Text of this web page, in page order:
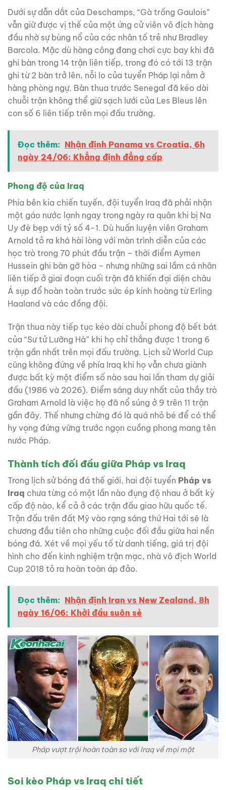
Dưới sự dẫn dắt của Deschamps, “Gà trống Gaulois”
vẫn giữ được vị thế của một ứng cử viên vô địch hàng
đầu nhờ sự bùng nổ của các nhân tố trẻ như Bradley
Barcola. Mặc dù hàng công đang chơi cực bay khi đã
ghi bàn trong 14 trận liên tiếp, trong đó có tới 13 trận
ghi từ 2 bàn trở lên, nỗi lo của tuyển Pháp lại nằm ở
hàng phòng ngự. Bàn thua trước Senegal đã kéo dài
chuỗi trận không thể giữ sạch lưới của Les Bleus lên
con số 6 liên tiếp trên mọi đấu trường.
Đọc thêm: Nhận định Panama vs Croatia, 6h
ngày 24/06: Khẳng định đẳng cấp
Phong độ của Iraq
Phía bên kia chiến tuyến, đội tuyển Iraq đã phải nhận
một gáo nước lạnh ngay trong ngày ra quân khi bị Na
Uy đè bẹp với tỷ số 4-1. Dù huấn luyện viên Graham
Arnold tỏ ra khá hài lòng với màn trình diễn của các
học trò trong 70 phút đầu trận – thời điểm Aymen
Hussein ghi bàn gỡ hòa – nhưng những sai lầm cá nhân
liên tiếp ở giai đoạn cuối trận đã khiến đại diện châu
Á sụp đổ hoàn toàn trước sức ép kinh hoàng từ Erling
Haaland và các đồng đội.
Trận thua này tiếp tục kéo dài chuỗi phong độ bết bát
của “Sư tử Lưỡng Hà” khi họ chỉ thắng được 1 trong 6
trận gần nhất trên mọi đấu trường. Lịch sử World Cup
cũng không đứng về phía Iraq khi họ vẫn chưa giành
được bất kỳ một điểm số nào sau hai lần tham dự giải
đấu (1986 và 2026). Điểm sáng duy nhất của thầy trò
Graham Arnold là việc họ đã nổ súng ở 9 trên 11 trận
gần đây. Thế nhưng chừng đó là quá nhỏ bé để có thể
hy vọng đứng vững trước ngọn cuồng phong mang tên
nước Pháp.
Thành tích đối đầu giữa Pháp vs Iraq
Trong lịch sử bóng đá thế giới, hai đội tuyển Pháp vs
Iraq chưa từng có một lần nào đụng độ nhau ở bất kỳ
cấp độ nào, kể cả ở các trận đấu giao hữu quốc tế.
Trận đấu trên đất Mỹ vào rạng sáng thứ Hai tới sẽ là
chương đầu tiên cho những cuộc đối đầu giữa hai nền
bóng đá. Xét về mọi yếu tố từ danh tiếng, giá trị đội
hình cho đến kinh nghiệm trận mạc, nhà vô địch World
Cup 2018 tỏ ra hoàn toàn áp đảo.
Đọc thêm: Nhận định Iran vs New Zealand, 8h
ngày 16/06: Khởi đầu suôn sẻ
Pháp vượt trội hoàn toàn so với Iraq về mọi mặt
Soi kèo Pháp vs Iraq chi tiết